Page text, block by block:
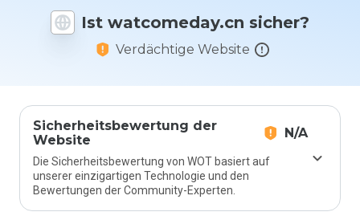
Ist watcomeday.cn sicher?
Verdächtige Website
Sicherheitsbewertung der
Website
N/A
Die Sicherheitsbewertung von WOT basiert auf
unserer einzigartigen Technologie und den
Bewertungen der Community-Experten.
auf einer
Skala von
1 bis 5